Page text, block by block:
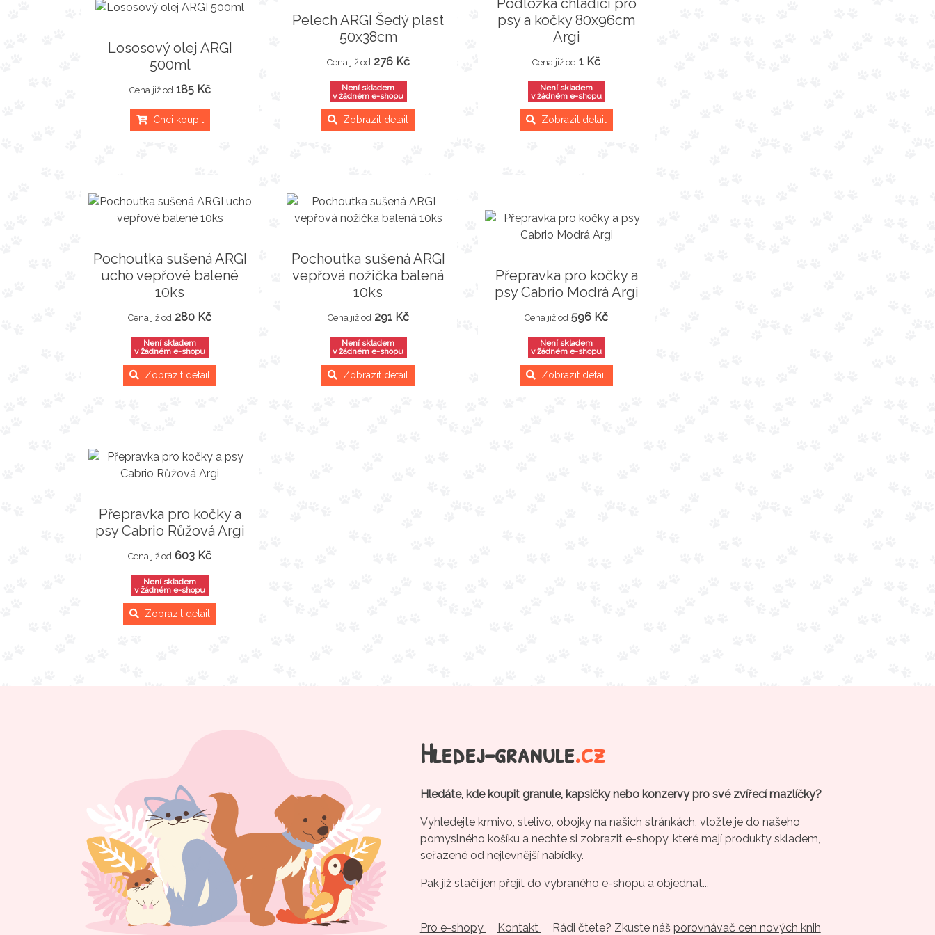
Lososový olej ARGI
500ml
Cena již od 185 Kč
Chci koupit
Pelech ARGI Šedý plast
50x38cm
Cena již od 276 Kč
Není skladem
v žádném e-shopu
Zobrazit detail
psy a kočky 80x96cm
Argi
Cena již od 1 Kč
Není skladem
v žádném e-shopu
Zobrazit detail
Pochoutka sušená ARGI
ucho vepřové balené
10ks
Cena již od 280 Kč
Není skladem
v žádném e-shopu
Zobrazit detail
Pochoutka sušená ARGI
vepřová nožička balená
10ks
Cena již od 291 Kč
Není skladem
v žádném e-shopu
Zobrazit detail
Přepravka pro kočky a
psy Cabrio Modrá Argi
Cena již od 596 Kč
Není skladem
v žádném e-shopu
Zobrazit detail
Přepravka pro kočky a
psy Cabrio Růžová Argi
Cena již od 603 Kč
Není skladem
v žádném e-shopu
Zobrazit detail
Hledej-granule.cz
Hledáte, kde koupit granule, kapsičky nebo konzervy pro své zvířecí mazlíčky?
Vyhledejte krmivo, stelivo, obojky na našich stránkách, vložte je do našeho
pomyslného košíku a nechte si zobrazit e-shopy, které mají produkty skladem,
seřazené od nejlevnější nabídky.
Pak již stačí jen přejít do vybraného e-shopu a objednat...
Pro e-shopy Kontakt Rádi čtete? Zkuste náš porovnávač cen nových knih